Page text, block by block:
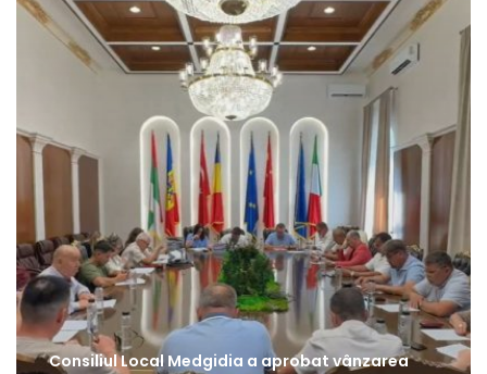
Consiliul Local Medgidia a aprobat vânzarea